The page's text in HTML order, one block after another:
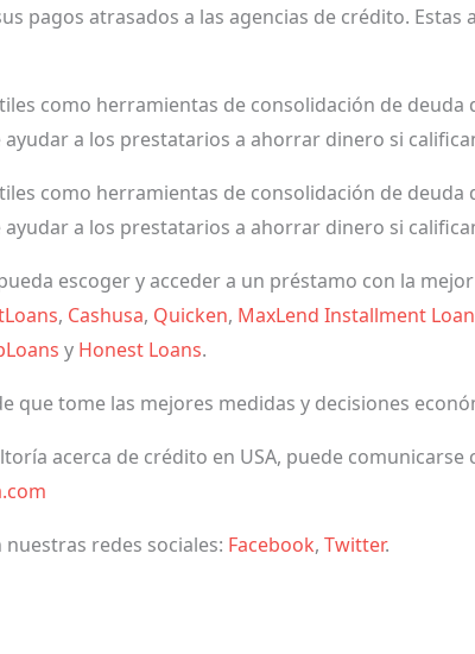
pagos atrasados a las agencias de crédito. Estas
como herramientas de consolidación de deuda
a los prestatarios a ahorrar dinero si
como herramientas de consolidación de deuda
a los prestatarios a ahorrar dinero si
escoger y acceder a un préstamo con la
, Cashusa, Quicken, MaxLend Installment
y Honest Loans.
que tome las mejores medidas y decisiones
acerca de crédito en USA, puede
redes sociales: Facebook, Twitter.